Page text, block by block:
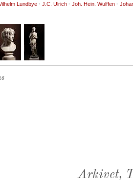
Lundbye · J.C. Ulrich · Joh. Hein. Wulffen ·
Arkivet,